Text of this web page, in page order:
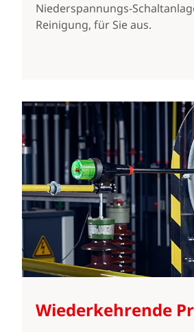
Niederspannungs-
Reinigung, für Sie aus.
Wiederkehrende